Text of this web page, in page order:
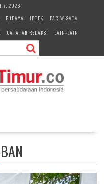
7, 2026
BUDAYA IPTEK
PARIWISATA
CATATAN REDAKSI LAIN-LAIN